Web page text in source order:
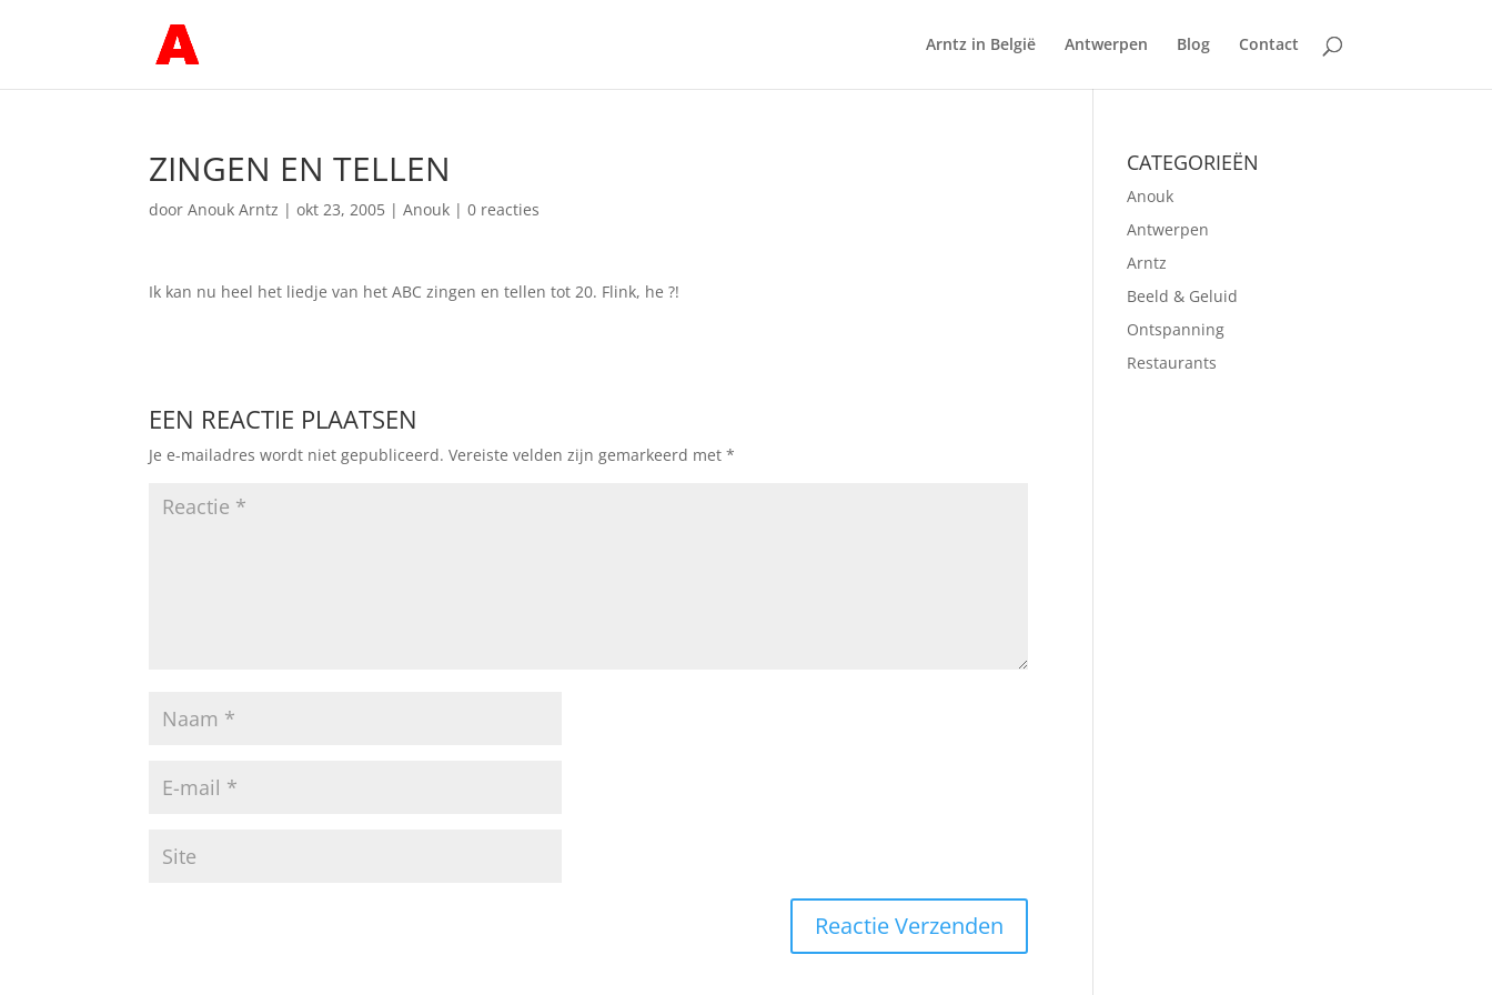
Arntz in België Antwerpen Blog Contact
ZINGEN EN TELLEN
doorAnouk Arntz |okt 23, 2005 |Anouk |0 reacties
Ik kan nu heel het liedje van het ABC zingen en tellen tot 20. Flink, he ?!
EEN REACTIE PLAATSEN
Je e-mailadres wordt niet gepubliceerd. Vereiste velden zijn gemarkeerd met*
CATEGORIEËN
Anouk
Antwerpen
Arntz
Beeld & Geluid
Ontspanning
Restaurants